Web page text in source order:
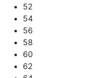
52
54
56
58
60
62